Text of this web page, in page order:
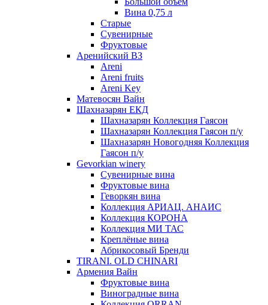
Вина 0,75 л
Старые
Сувенирные
Фруктовые
Аренийский ВЗ
Areni
Areni fruits
Areni Key
Матевосян Вайн
Шахназарян ЕКД
Шахназарян Коллекция Гаясон
Шахназарян Коллекция Гаясон п/у
Шахназарян Новогодняя Коллекция
Гаясон п/у
Gevorkian winery
Сувенирные вина
Фруктовые вина
Геворкян вина
Коллекция АРИАЦ. АНАИС
Коллекция КОРОНА
Коллекция МИ ТАС
Креплёные вина
Абрикосовый Бренди
TIRANI. OLD CHINARI
Армения Вайн
Фруктовые вина
Виноградные вина